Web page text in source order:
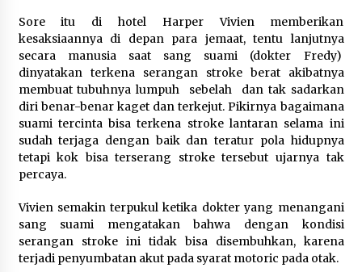
Sore itu di hotel Harper Vivien memberikan
kesaksiaannya di depan para jemaat, tentu lanjutnya
secara manusia saat sang suami (dokter Fredy)
dinyatakan terkena serangan stroke berat akibatnya
membuat tubuhnya lumpuh sebelah dan tak sadarkan
diri benar-benar kaget dan terkejut. Pikirnya bagaimana
suami tercinta bisa terkena stroke lantaran selama ini
sudah terjaga dengan baik dan teratur pola hidupnya
tetapi kok bisa terserang stroke tersebut ujarnya tak
percaya.
Vivien semakin terpukul ketika dokter yang menangani
sang suami mengatakan bahwa dengan kondisi
serangan stroke ini tidak bisa disembuhkan, karena
terjadi penyumbatan akut pada syarat motoric pada otak.